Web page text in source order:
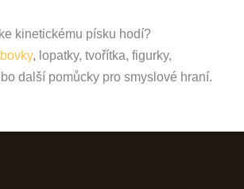
kinetickému písku hodí?
, lopatky, tvořítka, figurky,
další pomůcky pro smyslové hraní.